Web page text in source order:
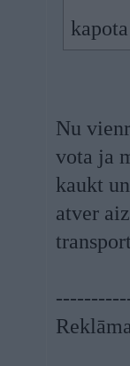
Nu
vota ja
kaukt
atver